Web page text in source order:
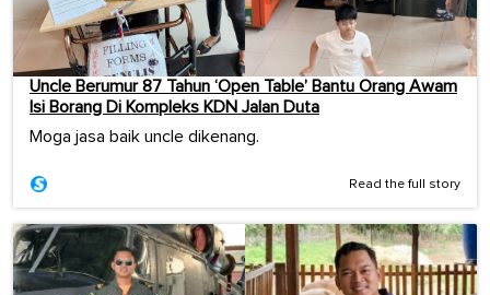
Uncle Berumur 87 Tahun ‘Open Table’ Bantu Orang Awam
Isi Borang Di Kompleks KDN Jalan Duta
Moga jasa baik uncle dikenang.
Read the full story